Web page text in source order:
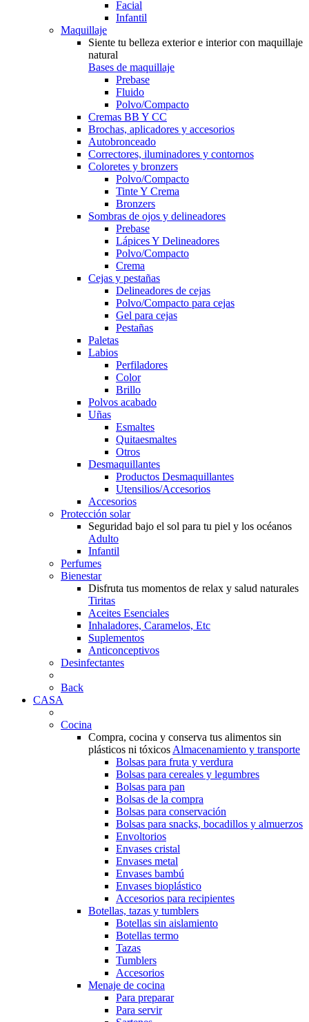
Facial
Infantil
Maquillaje
Siente tu belleza exterior e interior con maquillaje
natural
Bases de maquillaje
Prebase
Fluido
Polvo/Compacto
Cremas BB Y CC
Brochas, aplicadores y accesorios
Autobronceado
Correctores, iluminadores y contornos
Coloretes y bronzers
Polvo/Compacto
Tinte Y Crema
Bronzers
Sombras de ojos y delineadores
Prebase
Lápices Y Delineadores
Polvo/Compacto
Crema
Cejas y pestañas
Delineadores de cejas
Polvo/Compacto para cejas
Gel para cejas
Pestañas
Paletas
Labios
Perfiladores
Color
Brillo
Polvos acabado
Uñas
Esmaltes
Quitaesmaltes
Otros
Desmaquillantes
Productos Desmaquillantes
Utensilios/Accesorios
Accesorios
Protección solar
Seguridad bajo el sol para tu piel y los océanos
Adulto
Infantil
Perfumes
Bienestar
Disfruta tus momentos de relax y salud naturales
Tiritas
Aceites Esenciales
Inhaladores, Caramelos, Etc
Suplementos
Anticonceptivos
Desinfectantes
Back
CASA
Cocina
Compra, cocina y conserva tus alimentos sin
plásticos ni tóxicos Almacenamiento y transporte
Bolsas para fruta y verdura
Bolsas para cereales y legumbres
Bolsas para pan
Bolsas de la compra
Bolsas para conservación
Bolsas para snacks, bocadillos y almuerzos
Envoltorios
Envases cristal
Envases metal
Envases bambú
Envases bioplástico
Accesorios para recipientes
Botellas, tazas y tumblers
Botellas sin aislamiento
Botellas termo
Tazas
Tumblers
Accesorios
Menaje de cocina
Para preparar
Para servir